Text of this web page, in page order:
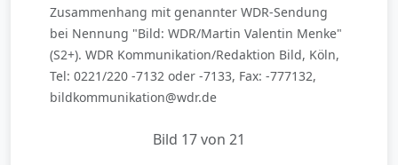
Zusammenhang mit genannter WDR-Sendung
bei Nennung "Bild: WDR/Martin Valentin Menke"
(S2+). WDR Kommunikation/Redaktion Bild, Köln,
Tel: 0221/220 -7132 oder -7133, Fax: -777132,
bildkommunikation@wdr.de
Bild 17 von 21